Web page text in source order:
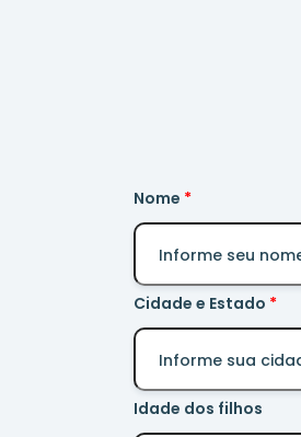
Nome
Cidade e Estado
Idade dos filhos